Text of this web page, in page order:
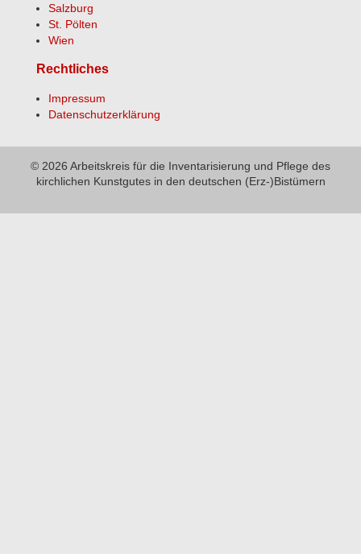
Salzburg
St. Pölten
Wien
Rechtliches
Impressum
Datenschutzerklärung
© 2026 Arbeitskreis für die Inventarisierung und Pflege des
kirchlichen Kunstgutes in den deutschen (Erz-)Bistümern